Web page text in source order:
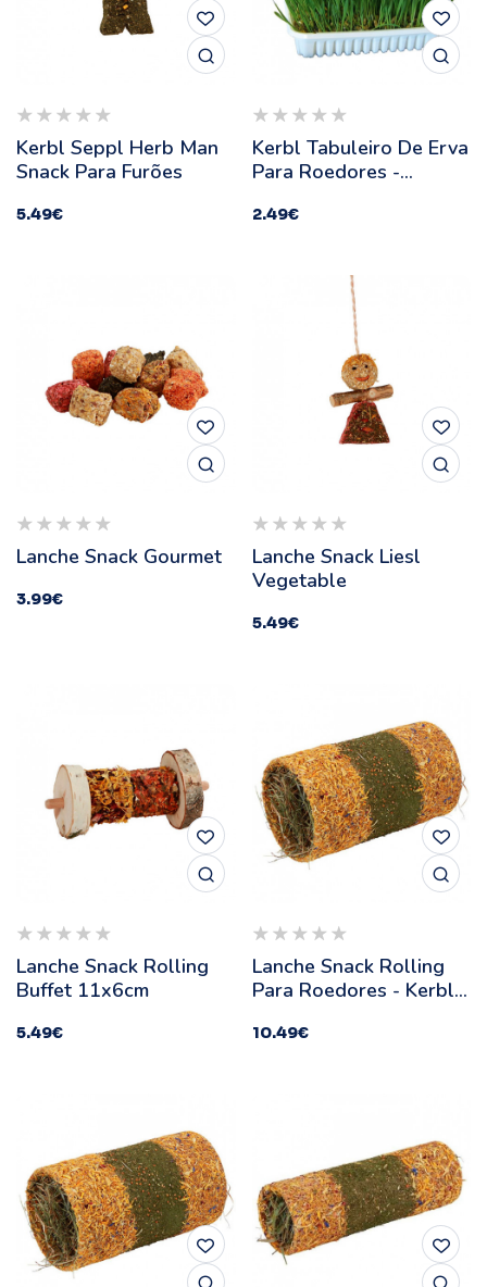
Kerbl Seppl Herb Man
Snack Para Furões
5.49€
Kerbl Tabuleiro De Erva
Para Roedores -
2.49€
Lanche Snack Gourmet
3.99€
Lanche Snack Liesl
Vegetable
5.49€
Lanche Snack Rolling
Buffet 11x6cm
5.49€
Lanche Snack Rolling
Para Roedores - Kerbl -
10.49€